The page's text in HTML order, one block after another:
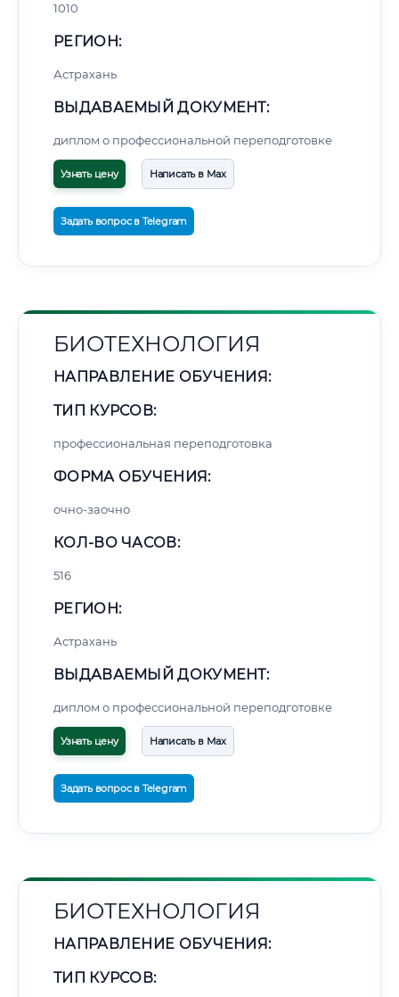
• Маршрут транзита:~2 607 км
• Экспресс-доставка СДЭК / Почтой:
4–6 рабочих дней
📜 Документы и аккредитация
1010
РЕГИОН:
Астрахань
ВЫДАВАЕМЫЙ ДОКУМЕНТ:
диплом о профессиональной переподготовке
Узнать цену Написать в Max
Задать вопрос в Telegram
БИОТЕХНОЛОГИЯ
НАПРАВЛЕНИЕ ОБУЧЕНИЯ:
ТИП КУРСОВ:
профессиональная переподготовка
ФОРМА ОБУЧЕНИЯ:
очно-заочно
КОЛ-ВО ЧАСОВ:
516
РЕГИОН:
Астрахань
ВЫДАВАЕМЫЙ ДОКУМЕНТ:
диплом о профессиональной переподготовке
Узнать цену Написать в Max
Задать вопрос в Telegram
БИОТЕХНОЛОГИЯ
НАПРАВЛЕНИЕ ОБУЧЕНИЯ:
ТИП КУРСОВ: